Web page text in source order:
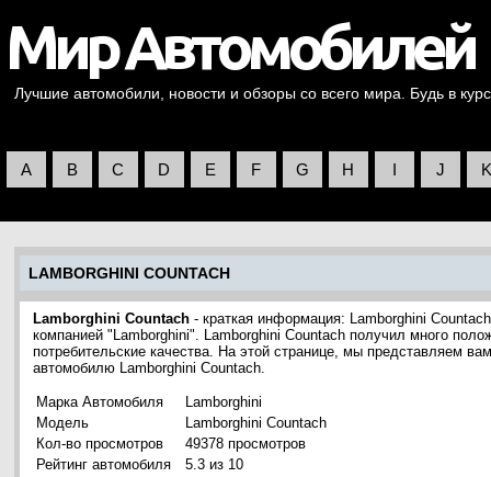
Лучшие автомобили, новости и обзоры со всего мира. Будь в
A B C D E F G H I J K
LAMBORGHINI COUNTACH
Lamborghini Countach - краткая информация: Lamborghini
компанией "Lamborghini". Lamborghini Countach получил много
потребительские качества. На этой странице, мы представляем
автомобилю Lamborghini Countach.
Марка Автомобиля
Lamborghini
Модель
Lamborghini Countach
Кол-во просмотров
49378 просмотров
Рейтинг автомобиля
5.3 из 10